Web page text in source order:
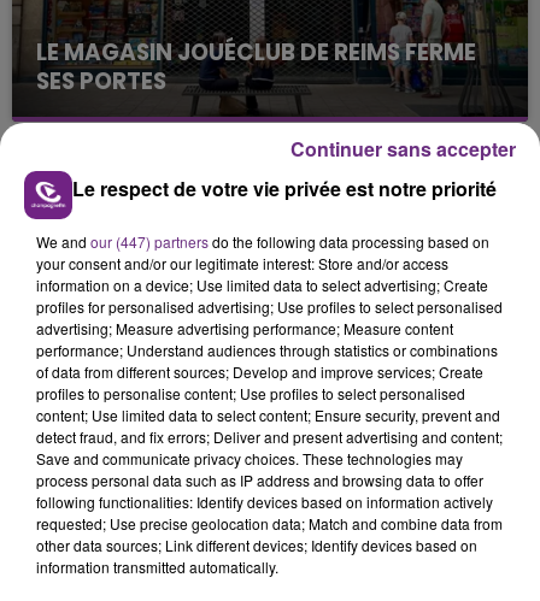
LE MAGASIN JOUÉCLUB DE REIMS FERME
SES PORTES
C'était l'une des institutions du centre-ville
rémois. Le magasin JouéClub est contraint de
fermer ses portes.
TITRES DIFFUSÉS
5h56
5h56
NATHALIE IMBRUGLIA
Torn
5h52
5h52
ADELE CASTILLON
Ete Avec Toi
Le respect de votre vie privée est notre priorité
We and our (447) partnersdo the following data processing based on
your consent and/or our legitimate interest: Store and/or access
information on a device; Use limited data to select advertising; Create
profiles for personalised advertising; Use profiles to select personalised
advertising; Measure advertising performance; Measure content
performance; Understand audiences through statistics or combinations
of data from different sources; Develop and improve services; Create
profiles to personalise content; Use profiles to select personalised
content; Use limited data to select content; Ensure security, prevent and
detect fraud, and fix errors; Deliver and present advertising and content;
Save and communicate privacy choices. These technologies may
process personal data such as IP address and browsing data to offer
following functionalities: Identify devices based on information actively
requested; Use precise geolocation data; Match and combine data from
other data sources; Link different devices; Identify devices based on
information transmitted automatically.
Continuer sans accepter